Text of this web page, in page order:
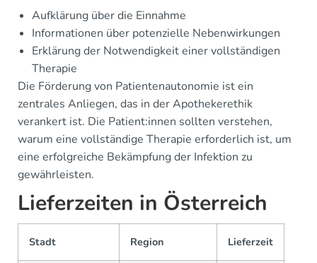
Aufklärung über die Einnahme
Informationen über potenzielle Nebenwirkungen
Erklärung der Notwendigkeit einer vollständigen
Therapie
Die Förderung von Patientenautonomie ist ein
zentrales Anliegen, das in der Apothekerethik
verankert ist. Die Patient:innen sollten verstehen,
warum eine vollständige Therapie erforderlich ist, um
eine erfolgreiche Bekämpfung der Infektion zu
gewährleisten.
Lieferzeiten in Österreich
Stadt Region Lieferzeit